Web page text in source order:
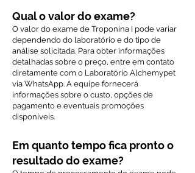
Qual o valor do exame?
O valor do exame de Troponina I pode variar
dependendo do laboratório e do tipo de
análise solicitada. Para obter informações
detalhadas sobre o preço, entre em contato
diretamente com o Laboratório Alchemypet
via WhatsApp. A equipe fornecerá
informações sobre o custo, opções de
pagamento e eventuais promoções
disponíveis.
Em quanto tempo fica pronto o
resultado do exame?